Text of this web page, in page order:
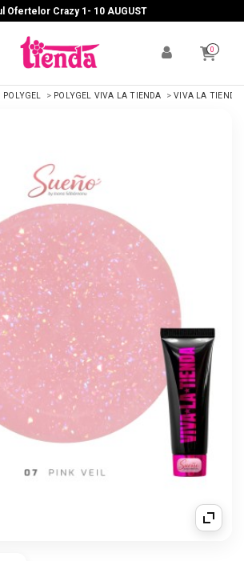
Ofertelor Crazy 1- 10 AUGUST
0
POLYGEL POLYGEL VIVA LA TIENDA VIVA LA TIENDA